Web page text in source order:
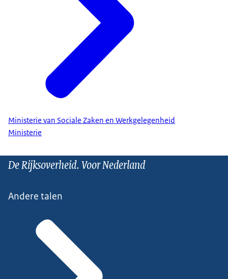
Ministerie van Sociale Zaken en Werkgelegenheid
Ministerie
De Rijksoverheid. Voor Nederland
Andere talen